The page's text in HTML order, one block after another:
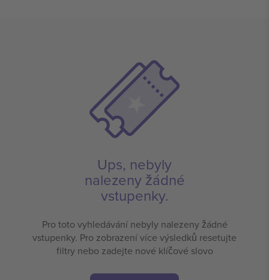
Ups, nebyly
nalezeny žádné
vstupenky.
Pro toto vyhledávání nebyly nalezeny žádné
vstupenky. Pro zobrazení více výsledků resetujte
filtry nebo zadejte nové klíčové slovo